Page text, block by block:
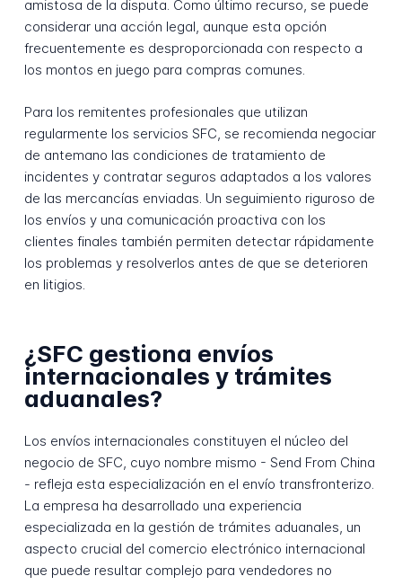
amistosa de la disputa. Como último recurso, se puede
considerar una acción legal, aunque esta opción
frecuentemente es desproporcionada con respecto a
los montos en juego para compras comunes.
Para los remitentes profesionales que utilizan
regularmente los servicios SFC, se recomienda negociar
de antemano las condiciones de tratamiento de
incidentes y contratar seguros adaptados a los valores
de las mercancías enviadas. Un seguimiento riguroso de
los envíos y una comunicación proactiva con los
clientes finales también permiten detectar rápidamente
los problemas y resolverlos antes de que se deterioren
en litigios.
¿SFC gestiona envíos
internacionales y trámites
aduanales?
Los envíos internacionales constituyen el núcleo del
negocio de SFC, cuyo nombre mismo - Send From China
- refleja esta especialización en el envío transfronterizo.
La empresa ha desarrollado una experiencia
especializada en la gestión de trámites aduanales, un
aspecto crucial del comercio electrónico internacional
que puede resultar complejo para vendedores no